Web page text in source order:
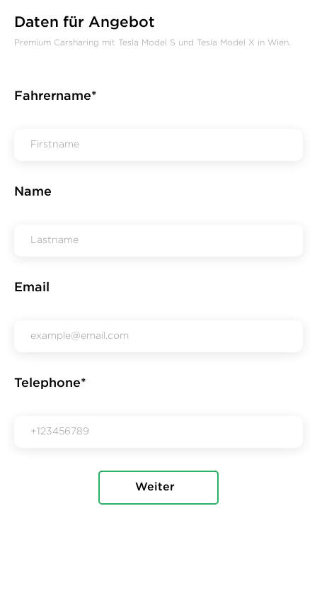
Daten für Angebot
Premium Carsharing mit Tesla Model S und Tesla Model X in Wien.
Fahrername*
Name
Email
Telephone*